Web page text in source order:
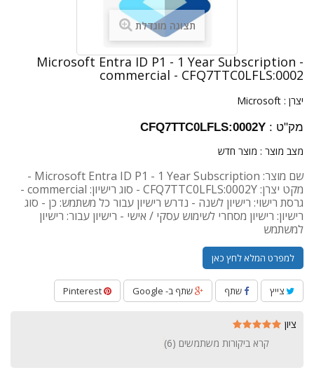
תצוגה מוגדלת
Microsoft Entra ID P1 - 1 Year Subscription -
commercial - CFQ7TTC0LFLS:0002
יצרן : Microsoft
מק"ט : CFQ7TTC0LFLS:0002Y
מצב מוצר : מוצר חדש
שם מוצר: Microsoft Entra ID P1 - 1 Year Subscription -
מקט יצרן: CFQ7TTC0LFLS:0002Y - סוג רישיון: commercial -
גרסת רישוי: רישיון לשנה - נדרש רישיון עבור כל משתמש: כן - סוג
רישיון: רישיון מסחרי לשימוש עסקי / אישי - רישיון עבור: רישיון
למשתמש
למפרט המלא לחץ כאן
צייץ שתף שתף ב- Google
ציון
קרא ביקורות משתמשים (6
)